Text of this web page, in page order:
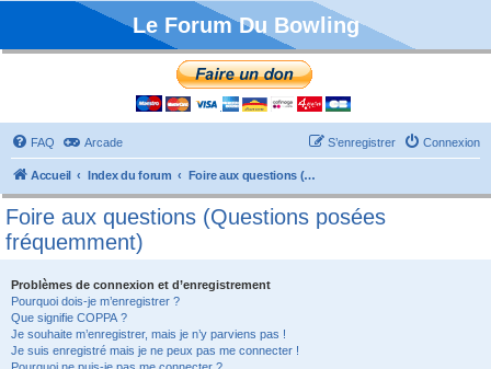
Le Forum Du Bowling
FAQ Arcade Connexion
S’enregistrer
Accueil Index du forum Foire aux questions (Questions posées fréquemment)
Foire aux questions (Questions posées
fréquemment)
Problèmes de connexion et d’enregistrement
Pourquoi dois-je m’enregistrer ?
Que signifie COPPA ?
Je souhaite m’enregistrer, mais je n’y parviens pas !
Je suis enregistré mais je ne peux pas me connecter !